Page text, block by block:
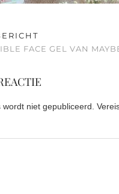
FACE GEL VAN
niet gepubliceerd.